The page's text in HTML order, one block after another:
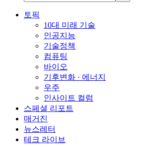
토픽
10대 미래 기술
인공지능
기술정책
컴퓨팅
바이오
기후변화 · 에너지
우주
인사이트 컬럼
스페셜 리포트
매거진
뉴스레터
테크 라이브